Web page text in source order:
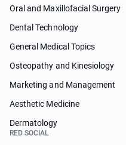
Oral and Maxillofacial Surgery
Dental Technology
General Medical Topics
Osteopathy and Kinesiology
Marketing and Management
Aesthetic Medicine
Dermatology
RED SOCIAL